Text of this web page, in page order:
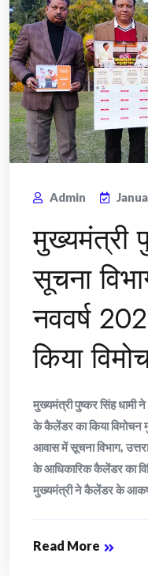
Admin
मुख्यमंत्री
सूचना
नववर्ष
किया
मुख्यमंत्री पुष्कर सिंह धामी ने
के कैलेंडर का किया विमोचन
आवास में सूचना विभाग,
के आधिकारिक कैलेंडर का
मुख्यमंत्री ने कैलेंडर के
Read More